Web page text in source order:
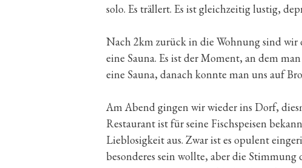
solo. Es trällert. Es ist gleichzeitig lustig,
Nach 2km zurück in die Wohnung sind
eine Sauna. Es ist der Moment, an dem
eine Sauna, danach konnte man uns auf
Am Abend gingen wir wieder ins Dorf,
Restaurant ist für seine Fischspeisen
Lieblosigkeit aus. Zwar ist es opulent
besonderes sein wollte, aber die Stimmung